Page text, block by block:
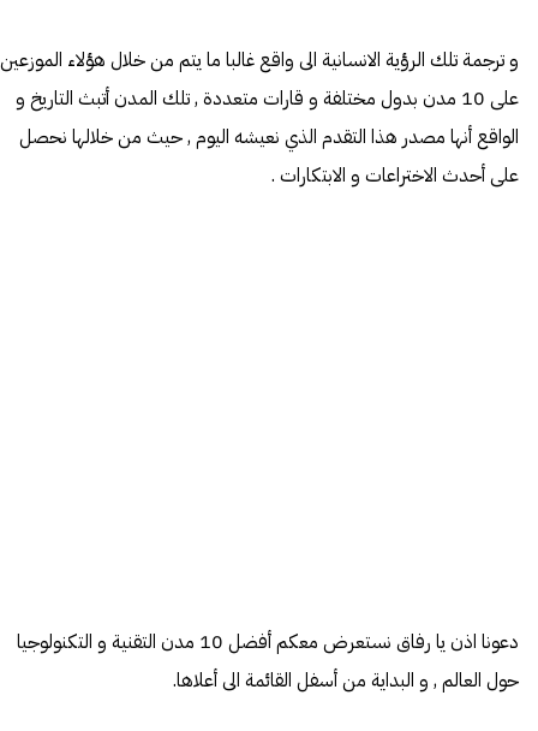
و ترجمة تلك الرؤية الانسانية الى واقع غالبا ما يتم من خلال هؤلاء الموزعين
على 10 مدن بدول مختلفة و قارات متعددة , تلك المدن أتبث التاريخ و
الواقع أنها مصدر هذا التقدم الذي نعيشه اليوم , حيث من خلالها نحصل
على أحدث الاختراعات و الابتكارات .
دعونا اذن يا رفاق نستعرض معكم أفضل 10 مدن التقنية و التكنولوجيا
حول العالم , و البداية من أسفل القائمة الى أعلاها.